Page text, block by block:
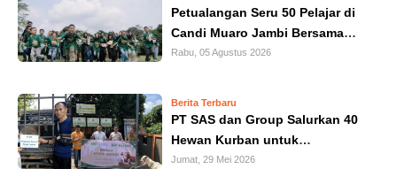
INTERNASIONAL
EKOBIS
POLITIK
CAKRAWALA
HEALTH
PROPERTY
LIFESTYLE
ENTREPRENEURSHIP
Petualangan Seru 50 Pelajar di
Candi Muaro Jambi Bersama
NBT Coal Group
Rabu, 05 Agustus 2026
Berita Terbaru
PT SAS dan Group Salurkan 40
Hewan Kurban untuk
Masyarakat Jambi
Jumat, 29 Mei 2026